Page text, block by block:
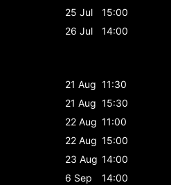
25 Jul
15:00
26 Jul
14:00
21 Aug 11:30
21 Aug 15:30
22 Aug 11:00
22 Aug 15:00
23 Aug 14:00
6 Sep
14:00